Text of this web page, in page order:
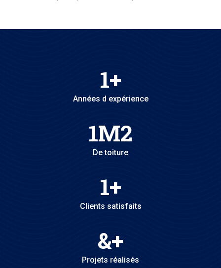
1+
Années d expérience
1M2
De toiture
1+
Clients satisfaits
&+
Projets réalisés